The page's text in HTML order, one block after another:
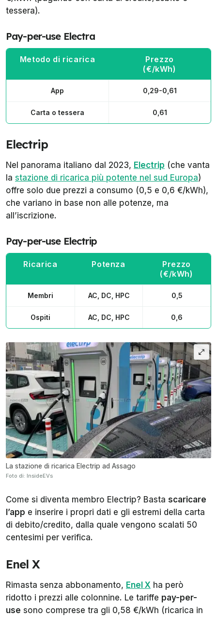
tessera).
Pay-per-use Electra
Metodo di ricarica
Prezzo
(€/kWh)
App 0,29-0,61
Carta o tessera 0,61
Electrip
Nel panorama italiano dal 2023, Electrip (che vanta
la stazione di ricarica più potente nel sud Europa)
offre solo due prezzi a consumo (0,5 e 0,6 €/kWh),
che variano in base non alle potenze, ma
all’iscrizione.
Pay-per-use Electrip
Ricarica Potenza
Prezzo
(€/kWh)
Membri AC, DC, HPC 0,5
Ospiti AC, DC, HPC 0,6
La stazione di ricarica Electrip ad Assago
Foto di: InsideEVs
Come si diventa membro Electrip? Basta scaricare
l’app e inserire i propri dati e gli estremi della carta
di debito/credito, dalla quale vengono scalati 50
centesimi per verifica.
Enel X
Rimasta senza abbonamento, Enel X ha però
ridotto i prezzi alle colonnine. Le tariffe pay-per-
use sono comprese tra gli 0,58 €/kWh (ricarica in